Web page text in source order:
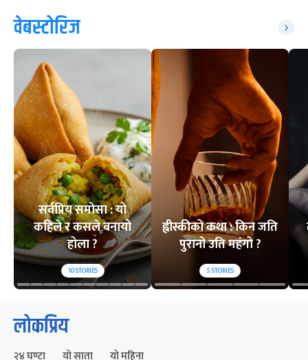
वेबस्टोरिज
सर्वप्रिय समोसा : यो
कहिले र कसले बनायो
होला ?
10STORIES
ह्वीस्कीको कथा : किन जति
पुरानो उति महंगो ?
5STORIES
लोकप्रिय
२४ घण्टा यो साता यो महिना